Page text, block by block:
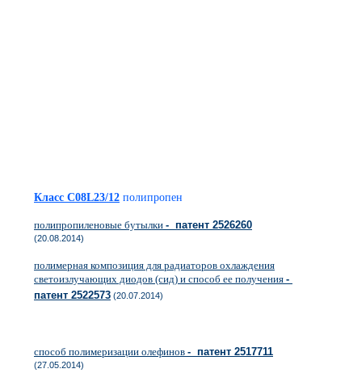
Класс C08L23/12 полипропен
полипропиленовые бутылки - патент 2526260
(20.08.2014)
полимерная композиция для радиаторов охлаждения
светоизлучающих диодов (сид) и способ ее получения -
патент 2522573 (20.07.2014)
способ полимеризации олефинов - патент 2517711
(27.05.2014)